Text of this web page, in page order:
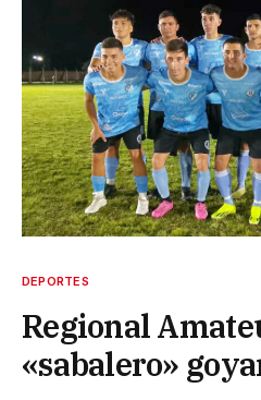
DEPORTES
Regional
«sabalero»